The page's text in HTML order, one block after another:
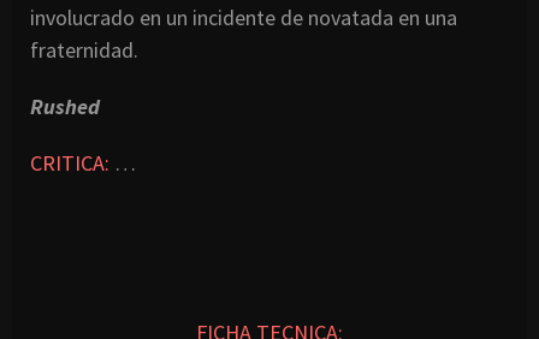
involucrado en un incidente de novatada en una
fraternidad.
Rushed
CRITICA: …
FICHA TECNICA: